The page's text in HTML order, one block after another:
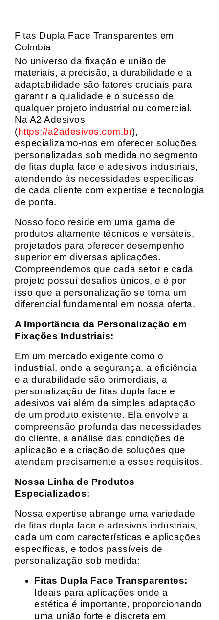
Fitas Dupla Face Transparentes em
Colmbia
No universo da fixação e união de
materiais, a precisão, a durabilidade e a
adaptabilidade são fatores cruciais para
garantir a qualidade e o sucesso de
qualquer projeto industrial ou comercial.
Na A2 Adesivos
(https://a2adesivos.com.br),
especializamo-nos em oferecer soluções
personalizadas sob medida no segmento
de fitas dupla face e adesivos industriais,
atendendo às necessidades específicas
de cada cliente com expertise e tecnologia
de ponta.
Nosso foco reside em uma gama de
produtos altamente técnicos e versáteis,
projetados para oferecer desempenho
superior em diversas aplicações.
Compreendemos que cada setor e cada
projeto possui desafios únicos, e é por
isso que a personalização se torna um
diferencial fundamental em nossa oferta.
A Importância da Personalização em
Fixações Industriais:
Em um mercado exigente como o
industrial, onde a segurança, a eficiência
e a durabilidade são primordiais, a
personalização de fitas dupla face e
adesivos vai além da simples adaptação
de um produto existente. Ela envolve a
compreensão profunda das necessidades
do cliente, a análise das condições de
aplicação e a criação de soluções que
atendam precisamente a esses requisitos.
Nossa Linha de Produtos
Especializados:
Nossa expertise abrange uma variedade
de fitas dupla face e adesivos industriais,
cada um com características e aplicações
específicas, e todos passíveis de
personalização sob medida:
Fitas Dupla Face Transparentes:
Ideais para aplicações onde a
estética é importante, proporcionando
uma união forte e discreta em